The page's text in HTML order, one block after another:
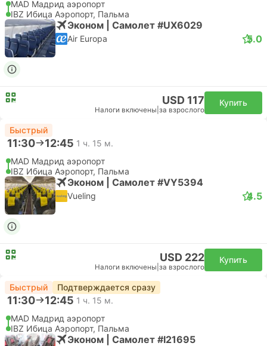
MAD Мадрид аэропорт
IBZ Ибица Аэропорт, Пальма
Эконом | Самолет #UX6029
Air Europa 5.0
USD 117
Налоги включены за взрослого
Купить
Быстрый
11:30 12:45 1 ч. 15 м.
MAD Мадрид аэропорт
IBZ Ибица Аэропорт, Пальма
Эконом | Самолет #VY5394
Vueling 4.5
USD 222
Налоги включены за взрослого
Купить
Быстрый Подтверждается сразу
11:30 12:45 1 ч. 15 м.
MAD Мадрид аэропорт
IBZ Ибица Аэропорт, Пальма
Эконом | Самолет #I21695